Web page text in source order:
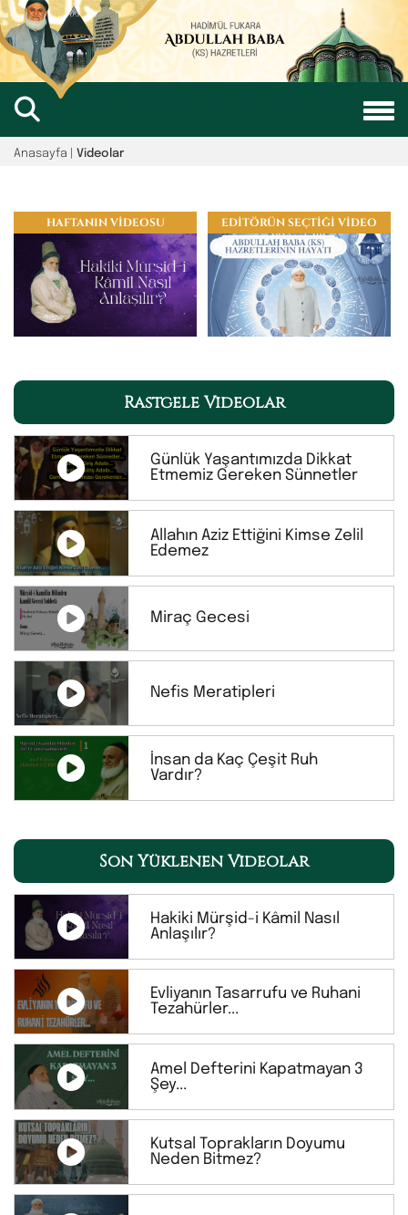
Anasayfa | Videolar
HAFTANIN VİDEOSU EDİTÖRÜN SEÇTİĞİ VİDEO
Rastgele Videolar
Günlük Yaşantımızda Dikkat
Etmemiz Gereken Sünnetler
Allahın Aziz Ettiğini Kimse Zelil
Edemez
Miraç Gecesi
Nefis Meratipleri
İnsan da Kaç Çeşit Ruh
Vardır?
Son Yüklenen Videolar
Hakiki Mürşid-i Kâmil Nasıl
Anlaşılır?
Evliyanın Tasarrufu ve Ruhani
Tezahürler...
Amel Defterini Kapatmayan 3
Şey...
Kutsal Toprakların Doyumu
Neden Bitmez?